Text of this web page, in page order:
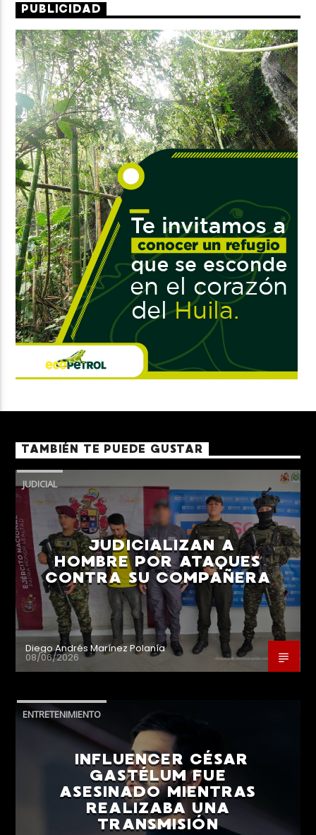
PUBLICIDAD
TAMBIÉN TE PUEDE GUSTAR
JUDICIAL
JUDICIALIZAN A
HOMBRE POR ATAQUES
CONTRA SU COMPAÑERA
Diego Andrés Marínez Polanía
08/06/2026
ENTRETENIMIENTO
INFLUENCER CÉSAR
GASTÉLUM FUE
ASESINADO MIENTRAS
REALIZABA UNA
TRANSMISIÓN